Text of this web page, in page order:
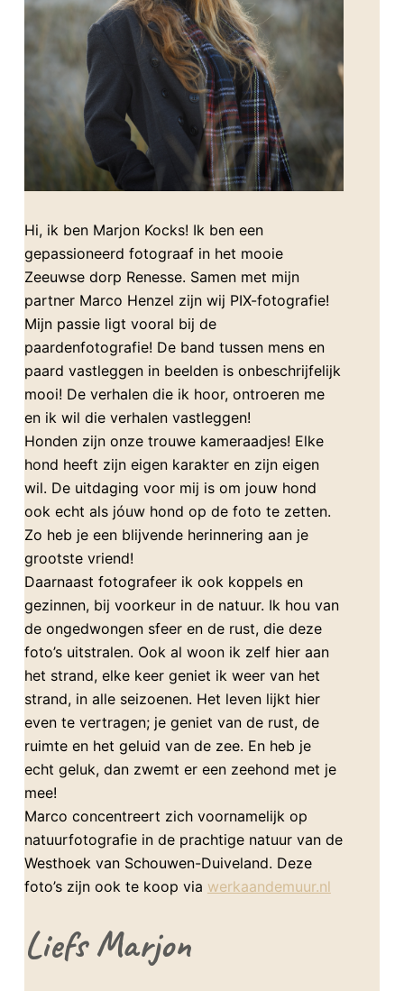
Hi, ik ben Marjon Kocks! Ik ben een
gepassioneerd fotograaf in het mooie
Zeeuwse dorp Renesse. Samen met mijn
partner Marco Henzel zijn wij PIX-fotografie!
Mijn passie ligt vooral bij de
paardenfotografie! De band tussen mens en
paard vastleggen in beelden is onbeschrijfelijk
mooi! De verhalen die ik hoor, ontroeren me
en ik wil die verhalen vastleggen!
Honden zijn onze trouwe kameraadjes! Elke
hond heeft zijn eigen karakter en zijn eigen
wil. De uitdaging voor mij is om jouw hond
ook echt als jóuw hond op de foto te zetten.
Zo heb je een blijvende herinnering aan je
grootste vriend!
Daarnaast fotografeer ik ook koppels en
gezinnen, bij voorkeur in de natuur. Ik hou van
de ongedwongen sfeer en de rust, die deze
foto’s uitstralen. Ook al woon ik zelf hier aan
het strand, elke keer geniet ik weer van het
strand, in alle seizoenen. Het leven lijkt hier
even te vertragen; je geniet van de rust, de
ruimte en het geluid van de zee. En heb je
echt geluk, dan zwemt er een zeehond met je
mee!
Marco concentreert zich voornamelijk op
natuurfotografie in de prachtige natuur van de
Westhoek van Schouwen-Duiveland. Deze
foto’s zijn ook te koop via werkaandemuur.nl
Liefs Marjon